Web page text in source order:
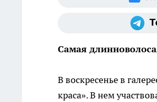
Самая
В воскресенье в
краса». В нем